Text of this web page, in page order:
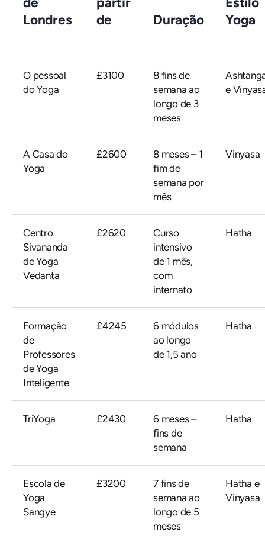
Londres
de
Duração
Yoga
O pessoal
do Yoga
£3100
8 fins de
semana ao
longo de 3
meses
e
A Casa do
Yoga
£2600
8 meses – 1
fim de
semana por
mês
Vinyasa
Centro
Sivananda
de Yoga
Vedanta
£2620
Curso
intensivo
de 1 mês,
com
internato
Hatha
Formação
de
Professores
de Yoga
Inteligente
£4245
6 módulos
ao longo
de 1,5 ano
Hatha
TriYoga £2430
6 meses –
fins de
semana
Hatha
Escola de
Yoga
Sangye
£3200
7 fins de
semana ao
longo de 5
meses
Hatha e
Vinyasa